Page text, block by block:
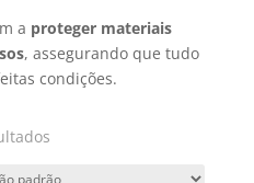
a proteger materiais
, assegurando que tudo
condições.